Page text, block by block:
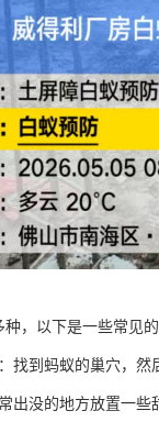
，以下是一些常见的
找到蚂蚁的巢穴，然
出没的地方放置一些